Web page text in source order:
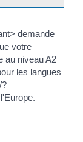
demande
votre
au niveau A2
les langues
?